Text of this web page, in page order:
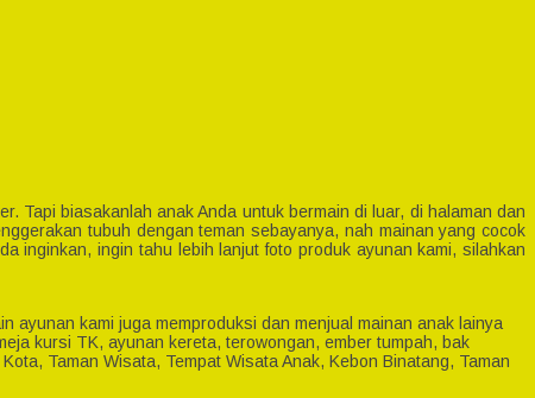
Tapi biasakanlah anak Anda untuk bermain di luar, di halaman dan
tubuh dengan teman sebayanya, nah mainan yang cocok
inginkan, ingin tahu lebih lanjut foto produk ayunan kami, silahkan
ayunan kami juga memproduksi dan menjual mainan anak lainya
kursi TK, ayunan kereta, terowongan, ember tumpah, bak
Taman Wisata, Tempat Wisata Anak, Kebon Binatang, Taman